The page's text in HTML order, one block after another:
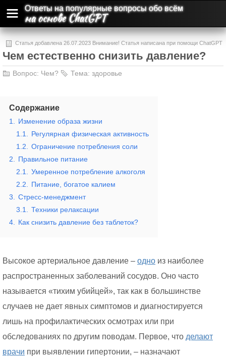
Ответы на популярные вопросы обо всём
на основе ChatGPT
Статья добавлена 26.07.2023 Внимание! Статья написана при помощи ChatGPT
и может содержать ошибки и неточности.
Чем естественно снизить давление?
Вопрос: Чем? Тема: здоровье
Содержание
1.
Изменение образа жизни
1.1.
Регулярная физическая активность
1.2.
Ограничение потребления соли
2.
Правильное питание
2.1.
Умеренное потребление алкоголя
2.2.
Питание, богатое калием
3.
Стресс-менеджмент
3.1.
Техники релаксации
4.
Как снизить давление без таблеток?
Высокое артериальное давление – одно из наиболее
распространенных заболеваний сосудов. Оно часто
называется «тихим убийцей», так как в большинстве
случаев не дает явных симптомов и диагностируется
лишь на профилактических осмотрах или при
обследованиях по другим поводам. Первое, что делают
врачи при выявлении гипертонии, – назначают